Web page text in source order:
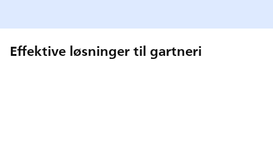
Effektive løsninger til gartneri